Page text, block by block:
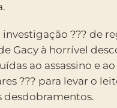
??? de
Gacy à horrível
ao assassino e
??? para levar o
desdobramentos.